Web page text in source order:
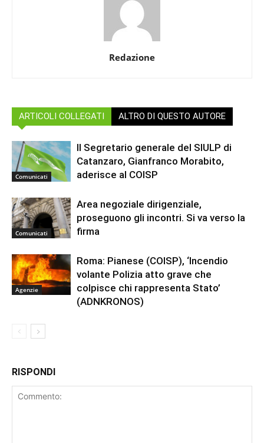
Redazione
ARTICOLI COLLEGATI ALTRO DI QUESTO AUTORE
Comunicati
Il Segretario generale del SIULP di
Catanzaro, Gianfranco Morabito,
aderisce al COISP
Comunicati
Area negoziale dirigenziale,
proseguono gli incontri. Si va verso la
firma
Agenzie
Roma: Pianese (COISP), ‘Incendio
volante Polizia atto grave che
colpisce chi rappresenta Stato’
(ADNKRONOS)
RISPONDI